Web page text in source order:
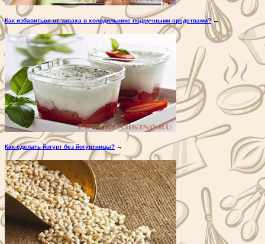
Как избавиться от запаха в холодильнике подручными средствами?→
Как сделать йогурт без йогуртницы? →